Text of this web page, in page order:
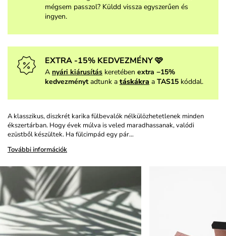
mégsem passzol? Küldd vissza egyszerűen és
ingyen.
EXTRA -15% KEDVEZMÉNY 🩷
A nyári kiárusítás keretében extra −15%
kedvezménytadtunk a táskákra a TAS15 kóddal.
A klasszikus, diszkrét karika fülbevalók nélkülözhetetlenek minden
ékszertárban. Hogy évek múlva is veled maradhassanak, valódi
ezüstből készültek. Ha fülcimpád egy pár…
További információk